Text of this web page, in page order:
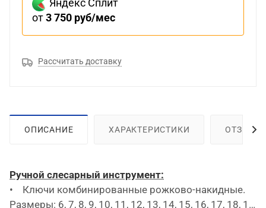
Яндекс Сплит
от3 750 руб/мес
Рассчитать доставку
ОПИСАНИЕ ХАРАКТЕРИСТИКИ ОТЗЫВЫ
Ручной слесарный инструмент:
• Ключи комбинированные рожково-накидные.
Размеры: 6, 7, 8, 9, 10, 11, 12, 13, 14, 15, 16, 17, 18, 19,